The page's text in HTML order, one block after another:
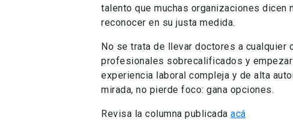
talento que muchas organizaciones dicen
reconocer en su justa medida.
No se trata de llevar doctores a cualquier
profesionales sobrecalificados y
experiencia laboral compleja y de alta
mirada, no pierde foco: gana opciones.
Revisa la columna publicada acá